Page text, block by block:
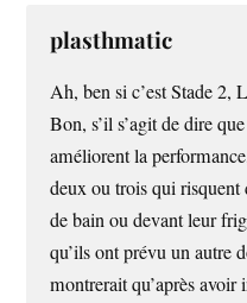
plasthmatic
Ah, ben si c’est Stade 2,
Bon, s’il s’agit de dire
améliorent la
deux ou trois qui
de bain ou devant leur
qu’ils ont prévu un autre
montrerait qu’après